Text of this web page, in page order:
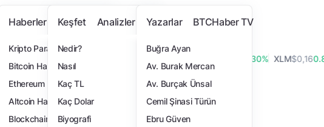
Haberler
Kripto Para Haberi
Bitcoin Haberleri
Ethereum Haberleri
Altcoin Haberleri
Blockchain Haberleri
Keşfet
Nedir?
Nasıl
Kaç TL
Kaç Dolar
Biyografi
Analizler Yazarlar
Buğra Ayan
Av. Burak Mercan
Av. Burçak Ünsal
Cemil Şinasi Türün
Ebru Güven
BTCHaber TV
1.30% XLM$0,160.80%